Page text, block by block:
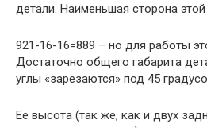
детали. Наименьшая сторона
921-16-16=889 – но для работы
Достаточно общего габарита
углы «зарезаются» под 45
Ее высота (так же, как и двух